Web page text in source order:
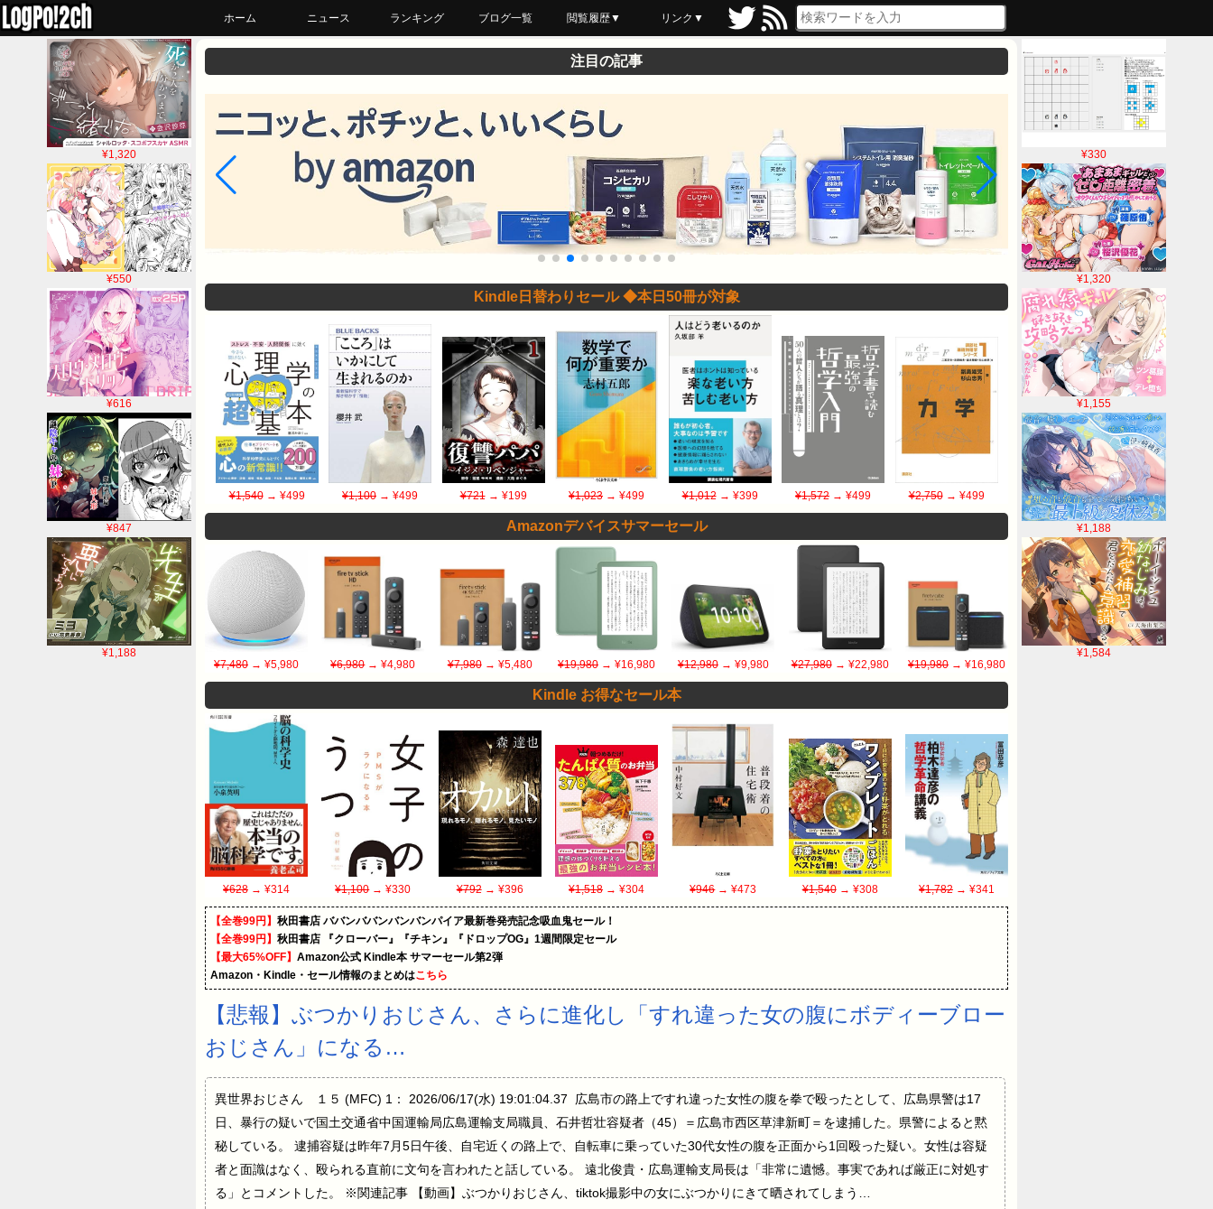
ホーム ニュース ランキング ブログ一覧 閲覧履歴▼
最近読んだ
あとで読む
ブックマーク
リンク▼
¥330
¥1,320
¥1,155
¥1,188
¥1,584
¥1,320
¥550
¥616
¥847
¥1,188
注目の記事
Kindle日替わりセール ◆本日50冊が対象
¥1,540→ ¥499 ¥1,100 → ¥499 ¥721→ ¥199 ¥1,023 → ¥499 ¥1,012→ ¥399 ¥1,572 → ¥499 ¥2,750→ ¥499
Amazonデバイスサマーセール
¥7,480 → ¥5,980 ¥6,980→ ¥4,980 ¥7,980→ ¥5,480 ¥19,980→ ¥16,980 ¥12,980→ ¥9,980 ¥27,980→ ¥22,980 ¥19,980→ ¥16,980
Kindle お得なセール本
¥628 → ¥314 ¥1,100→ ¥330 ¥792→ ¥396 ¥1,518→ ¥304 ¥946→ ¥473 ¥1,540→ ¥308 ¥1,782→ ¥341
【全巻99円】 秋田書店 ババンババンバンバンパイア最新巻発売記念吸血鬼セール！
【全巻99円】 秋田書店 『クローバー』『チキン』『ドロップOG』1週間限定セール
【最大65%OFF】 Amazon公式 Kindle本 サマーセール第2弾
Amazon・Kindle・セール情報のまとめはこちら
【悲報】ぶつかりおじさん、さらに進化し「すれ違った女の腹にボディーブロー
おじさん」になる…
異世界おじさん １５ (MFC) 1： 2026/06/17(水) 19:01:04.37 広島市の路上ですれ違った女性の腹を拳で殴ったとして、広島県警は17
日、暴行の疑いで国土交通省中国運輸局広島運輸支局職員、石井哲壮容疑者（45）＝広島市西区草津新町＝を逮捕した。県警によると黙
秘している。 逮捕容疑は昨年7月5日午後、自宅近くの路上で、自転車に乗っていた30代女性の腹を正面から1回殴った疑い。女性は容疑
者と面識はなく、殴られる直前に文句を言われたと話している。 遠北俊貴・広島運輸支局長は「非常に遺憾。事実であれば厳正に対処す
る」とコメントした。 ※関連記事 【動画】ぶつかりおじさん、tiktok撮影中の女にぶつかりにきて晒されてしまう…